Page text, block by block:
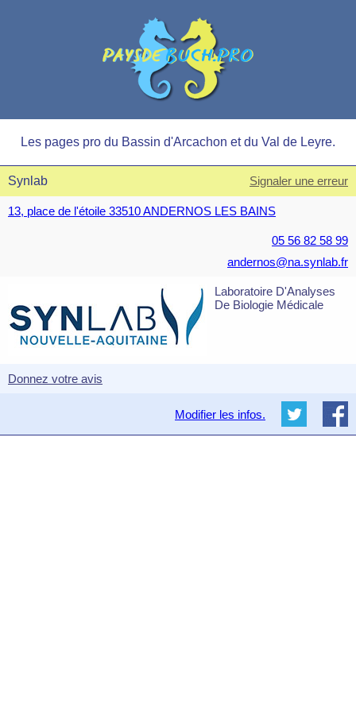
Les pages pro du Bassin d'Arcachon et du Val de Leyre.
Synlab Signaler une erreur
13, place de l'étoile 33510 ANDERNOS LES BAINS
05 56 82 58 99
andernos@na.synlab.fr
Laboratoire D'Analyses
De Biologie Médicale
Donnez votre avis
Modifier les infos.